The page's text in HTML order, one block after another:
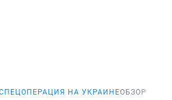
НА УКРАИНЕОБЗОР